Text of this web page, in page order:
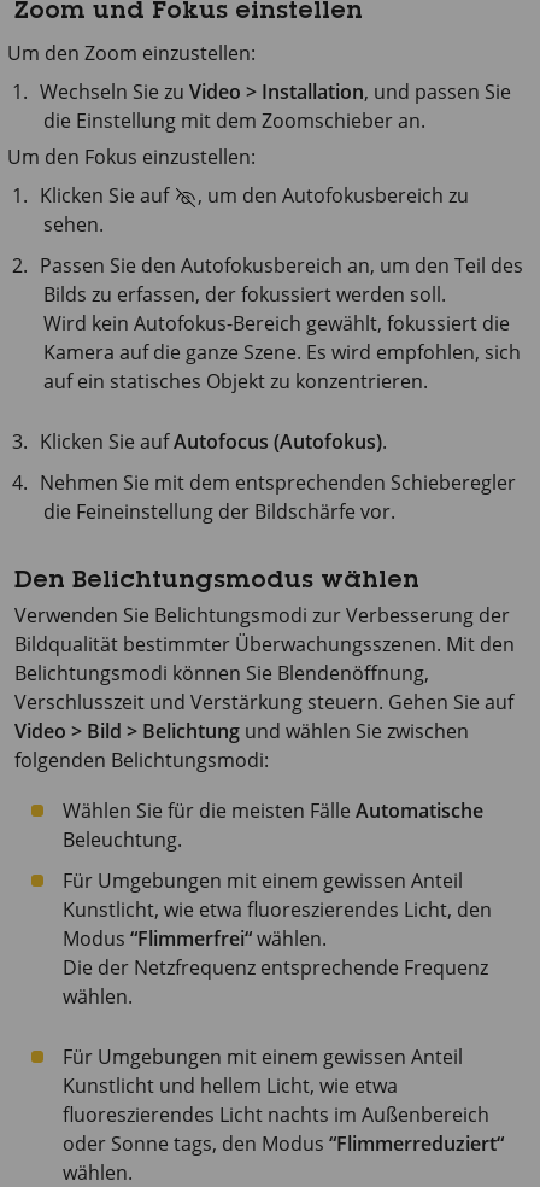
Zoom und Fokus einstellen
Um den Zoom einzustellen:
Wechseln Sie zuVideo > Installation, und passen Sie
die Einstellung mit dem Zoomschieber an.
Um den Fokus einzustellen:
Klicken Sie auf
, um den Autofokusbereich zu
sehen.
Passen Sie den Autofokusbereich an, um den Teil des
Bilds zu erfassen, der fokussiert werden soll.
Wird kein Autofokus-Bereich gewählt, fokussiert die
Kamera auf die ganze Szene. Es wird empfohlen, sich
auf ein statisches Objekt zu konzentrieren.
Klicken Sie aufAutofocus (Autofokus).
Nehmen Sie mit dem entsprechenden Schieberegler
die Feineinstellung der Bildschärfe vor.
Den Belichtungsmodus wählen
Verwenden Sie Belichtungsmodi zur Verbesserung der
Bildqualität bestimmter Überwachungsszenen. Mit den
Belichtungsmodi können Sie Blendenöffnung,
Verschlusszeit und Verstärkung steuern. Gehen Sie auf
Video > Bild > Belichtung und wählen Sie zwischen
folgenden Belichtungsmodi:
Wählen Sie für die meisten Fälle Automatische
Beleuchtung.
Für Umgebungen mit einem gewissen Anteil
Kunstlicht, wie etwa fluoreszierendes Licht, den
Modus “Flimmerfrei“wählen.
Die der Netzfrequenz entsprechende Frequenz
wählen.
Für Umgebungen mit einem gewissen Anteil
Kunstlicht und hellem Licht, wie etwa
fluoreszierendes Licht nachts im Außenbereich
oder Sonne tags, den Modus “Flimmerreduziert“
wählen.